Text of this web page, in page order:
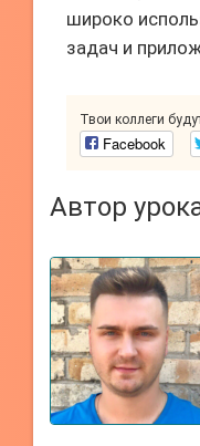
широко
задач и
Твои коллеги
Facebook
Автор